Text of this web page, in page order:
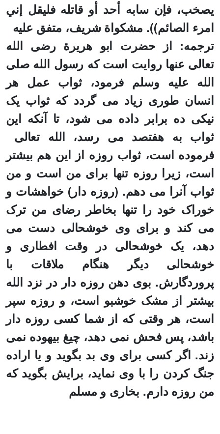
يصخب، فإن سابه أحد أو قاتله فليقل إني
امر ء الصائم)). مشکواة شریف، متفق علیه
ترجمه: از حضرت ابو هریرة رضی الله
تعالی عنها روایت است که رسول الله صلی
الله علیه وسلم فرمود، ثواب عمل هر
انسان طوری زیاد می گردد که ثواب یک
نیکی ده برابر داده می شود، تا آنکه این
ثواب به هفتصد می رسد، الله تعالی
فرموده است، ثواب روزه از این هم بیشتر
است، زیرا روزه تنها برای من است و من
ثواب آنرا می دهم. (روزه دار) خواهشات و
خوراک خود را تنها بخاطر رضای من ترک
می کند و برای وی خوشحالی دست می
دهد، یک خوشحالی در وقت افطاری و
خوشحالی دیگر هنگام ملاقات با
پروردگارش. بوی دهن روزه دار در نزد الله
بیشتر از مشک خوشبو است، و روزه سپر
است، هر وقتی که از شما کسی روزه دار
باشد، پس فحش نمی دهد، چیغ بیهوده نمی
زند. اگر کسی برای وی بد بگوید و یا اراده
جنگ کردن را با وی نماید، برایش بگوید که
من روزه دارم. بخاری و مسلم